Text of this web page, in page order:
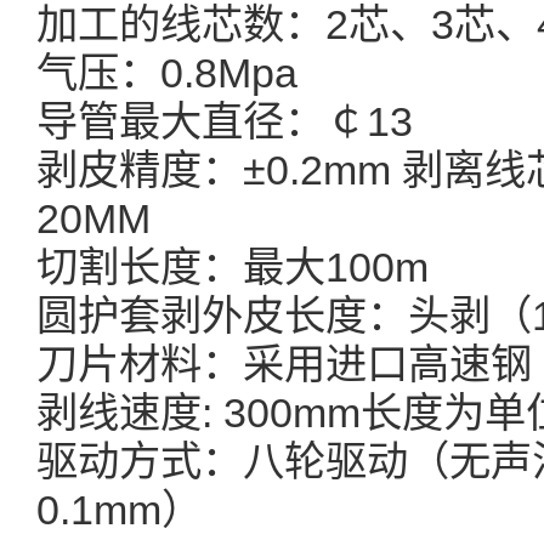
加工的线芯数：2芯、3芯
气压：0.8Mpa
导管最大直径：￠13
剥皮精度：±0.2mm 剥离
20MM
切割长度：最大100m
圆护套剥外皮长度：头剥
刀片材料：采用进口高速钢
剥线速度: 300mm长度为
驱动方式：八轮驱动（无
0.1mm）